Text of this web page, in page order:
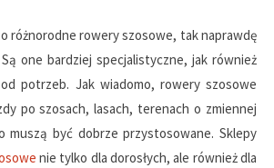
różnorodne rowery szosowe, tak naprawdę
one bardziej specjalistyczne, jak również
potrzeb. Jak wiadomo, rowery szosowe
po szosach, lasach, terenach o zmiennej
muszą być dobrze przystosowane. Sklepy
nie tylko dla dorosłych, ale również dla